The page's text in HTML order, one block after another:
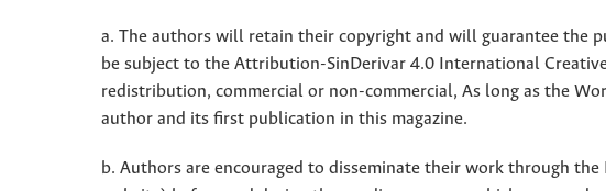
a. The authors will retain their copyright and will guarantee
be subject to the Attribution-SinDerivar 4.0 International
redistribution, commercial or non-commercial, As long as the
author and its first publication in this magazine.
b. Authors are encouraged to disseminate their work through